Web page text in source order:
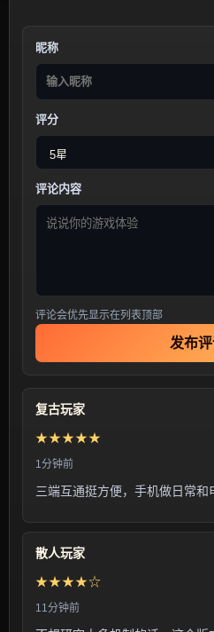
昵称
评分
评论内容
评论会优先显示在列表顶部
发布
复古玩家
★★★★★
1分钟前
三端互通挺方便，手机做日常和
散人玩家
★★★★☆
11分钟前